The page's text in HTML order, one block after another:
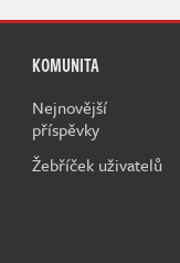
KOMUNITA
Nejnovější
příspěvky
Žebříček uživatelů